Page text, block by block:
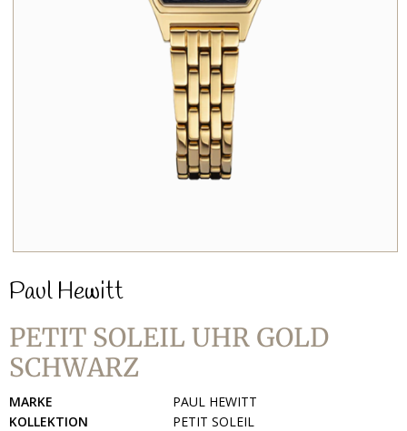
Paul Hewitt
PETIT SOLEIL UHR GOLD
SCHWARZ
MARKE
PAUL HEWITT
KOLLEKTION
PETIT SOLEIL